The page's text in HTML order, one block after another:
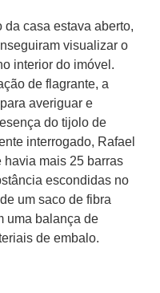
da casa estava aberto,
visualizar o
interior do imóvel.
de flagrante, a
averiguar e
do tijolo de
interrogado, Rafael
havia mais 25 barras
escondidas no
um saco de fibra
uma balança de
de embalo.